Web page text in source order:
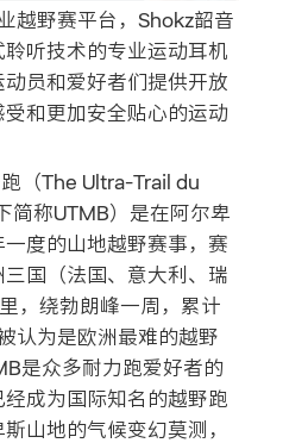
越野赛平台，Shokz韶音
听技术的专业运动耳机
员和爱好者们提供开放
和更加安全贴心的运动
（The Ultra-Trail du
简称UTMB）是在阿尔卑
度的山地越野赛事，赛
国（法国、意大利、瑞
，绕勃朗峰一周，累计
认为是欧洲最难的越野
是众多耐力跑爱好者的
成为国际知名的越野跑
山地的气候变幻莫测，